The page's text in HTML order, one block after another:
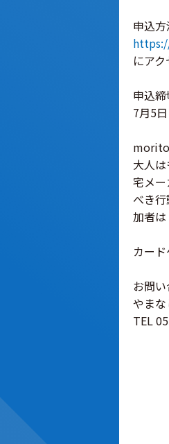
申込方
にア
申込締
7月5
大人
宅メ
べき
加者は
カー
お問い
やまな
TEL